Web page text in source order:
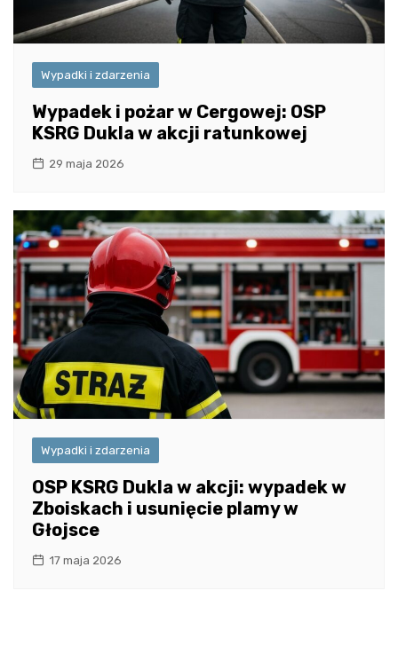
Wypadki i zdarzenia
Wypadek i pożar w Cergowej: OSP
KSRG Dukla w akcji ratunkowej
29 maja 2026
Wypadki i zdarzenia
OSP KSRG Dukla w akcji: wypadek w
Zboiskach i usunięcie plamy w
Głojsce
17 maja 2026